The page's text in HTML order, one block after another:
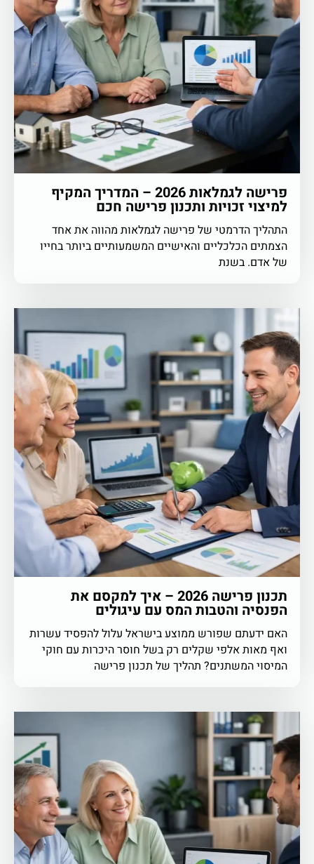
פרישה לגמלאות 2026 – המדריך המקיף
למיצוי זכויות ותכנון פרישה חכם
התהליך הדרמטי של פרישה לגמלאות מהווה את אחד
הצמתים הכלכליים והאישיים המשמעותיים ביותר בחייו
של אדם. בשנת
תכנון פרישה 2026 – איך למקסם את
הפנסיה והטבות המס עם עיגולים
האם ידעתם שפורש ממוצע בישראל עלול להפסיד עשרות
ואף מאות אלפי שקלים רק בשל חוסר היכרות עם חוקי
המיסוי המשתנים? תהליך של תכנון פרישה